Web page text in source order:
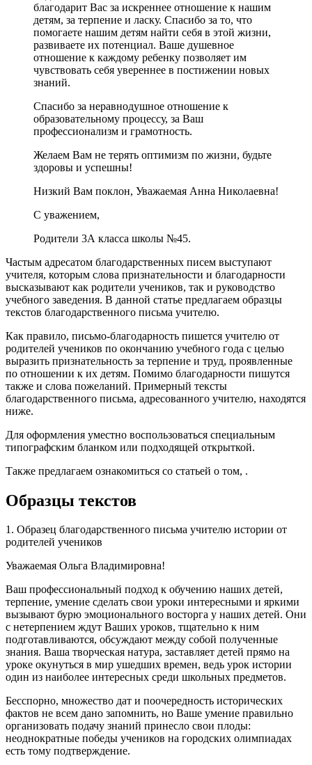
благодарит Вас за искреннее отношение к нашим
детям, за терпение и ласку. Спасибо за то, что
помогаете нашим детям найти себя в этой жизни,
развиваете их потенциал. Ваше душевное
отношение к каждому ребенку позволяет им
чувствовать себя увереннее в постижении новых
знаний.
Спасибо за неравнодушное отношение к
образовательному процессу, за Ваш
профессионализм и грамотность.
Желаем Вам не терять оптимизм по жизни, будьте
здоровы и успешны!
Низкий Вам поклон, Уважаемая Анна Николаевна!
С уважением,
Родители 3А класса школы №45.
Частым адресатом благодарственных писем выступают
учителя, которым слова признательности и благодарности
высказывают как родители учеников, так и руководство
учебного заведения. В данной статье предлагаем образцы
текстов благодарственного письма учителю.
Как правило, письмо-благодарность пишется учителю от
родителей учеников по окончанию учебного года с целью
выразить признательность за терпение и труд, проявленные
по отношении к их детям. Помимо благодарности пишутся
также и слова пожеланий. Примерный тексты
благодарственного письма, адресованного учителю, находятся
ниже.
Для оформления уместно воспользоваться специальным
типографским бланком или подходящей открыткой.
Также предлагаем ознакомиться со статьей о том, .
Образцы текстов
1. Образец благодарственного письма учителю истории от
родителей учеников
Уважаемая Ольга Владимировна!
Ваш профессиональный подход к обучению наших детей,
терпение, умение сделать свои уроки интересными и яркими
вызывают бурю эмоционального восторга у наших детей. Они
с нетерпением ждут Ваших уроков, тщательно к ним
подготавливаются, обсуждают между собой полученные
знания. Ваша творческая натура, заставляет детей прямо на
уроке окунуться в мир ушедших времен, ведь урок истории
один из наиболее интересных среди школьных предметов.
Бесспорно, множество дат и поочередность исторических
фактов не всем дано запомнить, но Ваше умение правильно
организовать подачу знаний принесло свои плоды:
неоднократные победы учеников на городских олимпиадах
есть тому подтверждение.